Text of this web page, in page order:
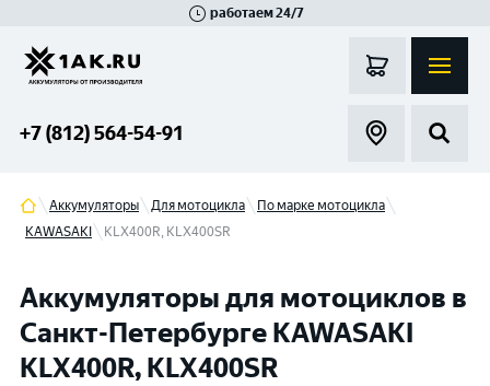
работаем 24/7
+7 (812) 564-54-91
Аккумуляторы Для мотоцикла
По марке мотоцикла
KAWASAKI
KLX400R, KLX400SR
Аккумуляторы для мотоциклов в
Санкт-Петербурге KAWASAKI
KLX400R, KLX400SR
Гатчина